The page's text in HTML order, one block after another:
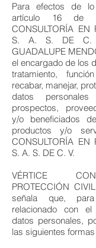
Para efectos de
artículo 16 de
CONSULTORÍA EN
S. A. S. DE C.
GUADALUPE
el encargado de los
tratamiento,
recabar, manejar,
datos
prospectos,
y/o beneficiados
productos y/o
CONSULTORÍA EN
S. A. S. DE C. V.
VÉRTICE
PROTECCIÓN
señala que,
relacionado con
datos personales,
las siguientes